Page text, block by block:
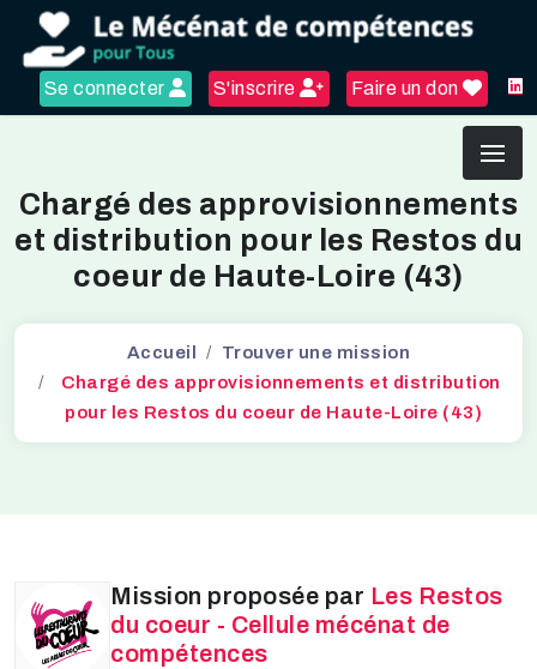
Se connecter S'inscrire Faire un don
Chargé des approvisionnements
et distribution pour les Restos du
coeur de Haute-Loire (43)
Accueil
Trouver une mission
Chargé des approvisionnements et distribution
pour les Restos du coeur de Haute-Loire (43)
Mission proposée par Les Restos
du coeur - Cellule mécénat de
compétences